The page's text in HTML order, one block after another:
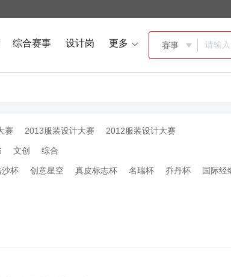
综合赛事 设计岗 更多  赛事 
赛 2013服装设计大赛 2012服装设计大赛
文创 综合
沙杯 创意星空 真皮标志杯 名瑞杯 乔丹杯 国际经